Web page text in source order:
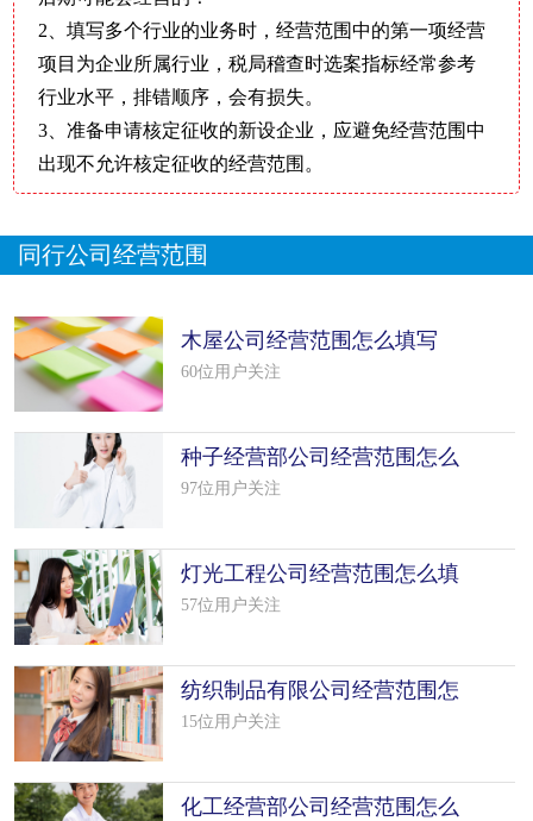
2、填写多个行业的业务时，经营范围中的第一项经营
项目为企业所属行业，税局稽查时选案指标经常参考
行业水平，排错顺序，会有损失。
3、准备申请核定征收的新设企业，应避免经营范围中
出现不允许核定征收的经营范围。
同行公司经营范围
木屋公司经营范围怎么填写
（22个模板
60位用户关注
种子经营部公司经营范围怎么
填写（5
97位用户关注
灯光工程公司经营范围怎么填
写（6个
57位用户关注
纺织制品有限公司经营范围怎
么填写
15位用户关注
化工经营部公司经营范围怎么